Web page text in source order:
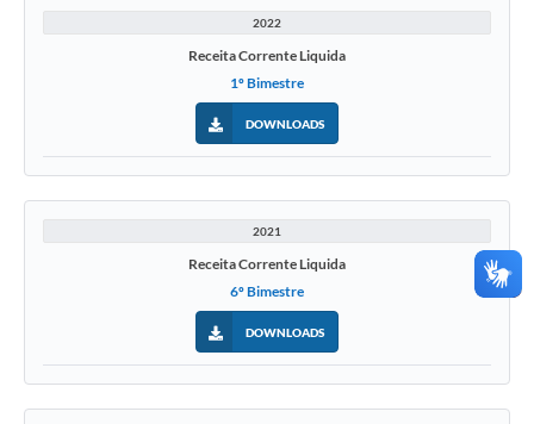
2022
Receita Corrente Liquida
1º Bimestre
DOWNLOADS
2021
Receita Corrente Liquida
6º Bimestre
DOWNLOADS